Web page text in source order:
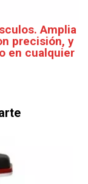
Amplia
precisión, y
en cualquier